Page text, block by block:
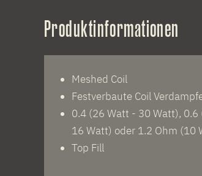
Produktinformationen
Meshed Coil
Festverbaute Coil
0.4 (26 Watt - 30 Watt),
16 Watt) oder 1.2 Ohm (10
Top Fill